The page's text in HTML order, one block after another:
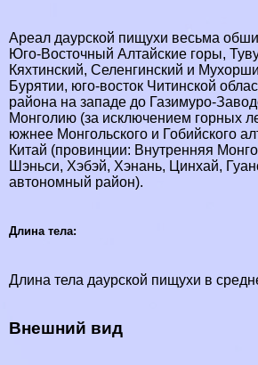
Ареал даурской пищухи весьма
Юго-Восточный Алтайские горы,
Кяхтинский, Селенгинский и
Бурятии, юго-восток Читинской
района на западе до Газимуро-
Монголию (за исключением горных
южнее Монгольского и Гобийского
Китай (провинции: Внутренняя
Шэньси, Хэбэй, Хэнань, Цинхай,
автономный район).
Длина тела:
Длина тела даурской пищухи в
Внешний вид